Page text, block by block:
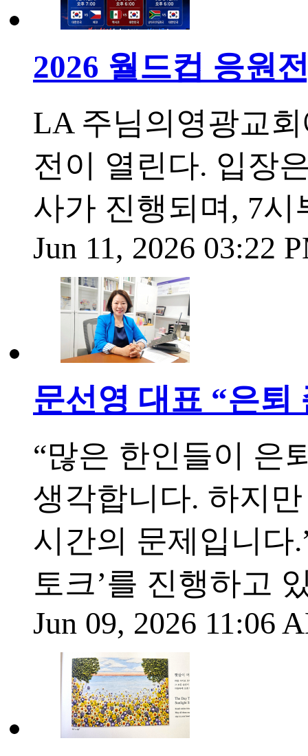
2026 월드컵 응원
LA 주님의영광교
전이 열린다. 입장
사가 진행되며, 7
Jun 11, 2026 03:22
문선영 대표 “은퇴
“많은 한인들이 은
생각합니다. 하지
시간의 문제입니다
토크’를 진행하고
Jun 09, 2026 11:06